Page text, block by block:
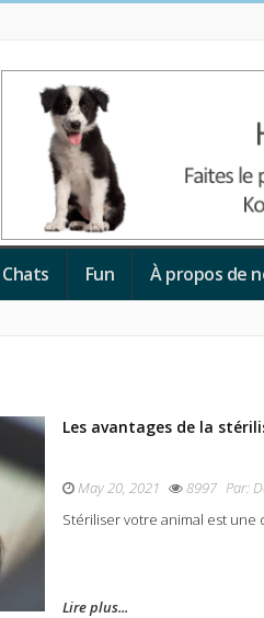
Chats Fun À propos de
Les avantages de la
May 20, 2021 8997 Par:
Stériliser votre animal est
Lire plus...